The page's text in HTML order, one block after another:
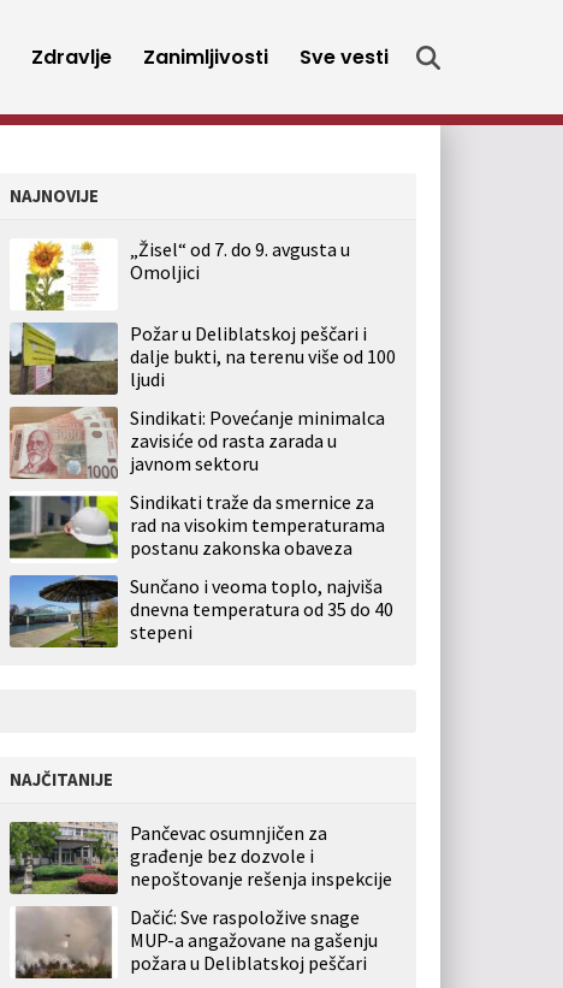
Zdravlje Zanimljivosti Sve vesti
NAJNOVIJE
„Žisel“ od 7. do 9. avgusta u
Omoljici
Požar u Deliblatskoj peščari i
dalje bukti, na terenu više od 100
ljudi
Sindikati: Povećanje minimalca
zavisiće od rasta zarada u
javnom sektoru
Sindikati traže da smernice za
rad na visokim temperaturama
postanu zakonska obaveza
Sunčano i veoma toplo, najviša
dnevna temperatura od 35 do 40
stepeni
NAJČITANIJE
Pančevac osumnjičen za
građenje bez dozvole i
nepoštovanje rešenja inspekcije
Dačić: Sve raspoložive snage
MUP-a angažovane na gašenju
požara u Deliblatskoj peščari